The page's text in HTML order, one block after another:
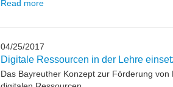
Read more
04/25/2017
Digitale Ressourcen in der Lehre
Das Bayreuther Konzept zur Förderung